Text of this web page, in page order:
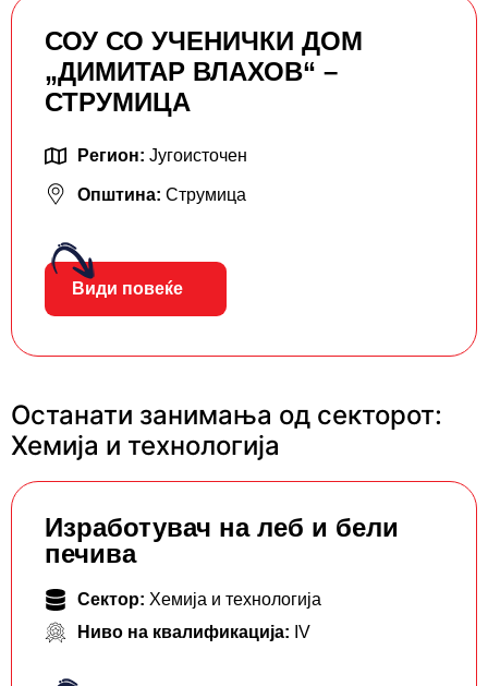
СОУ СО УЧЕНИЧКИ ДОМ
„ДИМИТАР ВЛАХОВ“ –
СТРУМИЦА
Регион: Југоисточен
Општина: Струмица
Види повеќе
Останати занимања од секторот:
Хемија и технологија
Изработувач на леб и бели
печива
Сектор: Хемија и технологија
Ниво на квалификација: IV